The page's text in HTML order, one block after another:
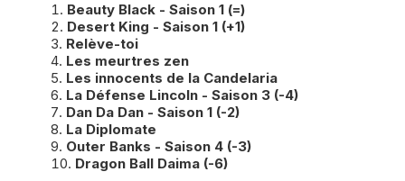
Beauty Black - Saison 1 (=)
Desert King - Saison 1 (+1)
Relève-toi
Les meurtres zen
Les innocents de la Candelaria
La Défense Lincoln - Saison 3 (-4)
Dan Da Dan - Saison 1 (-2)
La Diplomate
Outer Banks - Saison 4 (-3)
Dragon Ball Daima (-6)